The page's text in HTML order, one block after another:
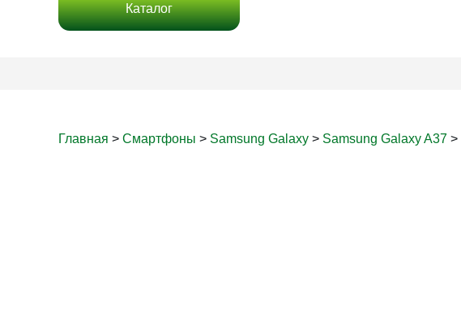
Каталог
Главная > Смартфоны > Samsung Galaxy > Samsung Galaxy A37 >